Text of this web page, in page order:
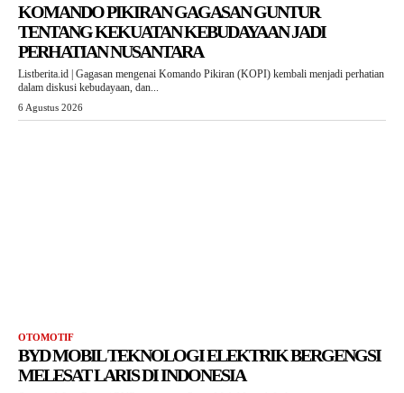
KOMANDO PIKIRAN GAGASAN GUNTUR
TENTANG KEKUATAN KEBUDAYAAN JADI
PERHATIAN NUSANTARA
Listberita.id | Gagasan mengenai Komando Pikiran (KOPI) kembali menjadi perhatian
dalam diskusi kebudayaan, dan...
6 Agustus 2026
OTOMOTIF
BYD MOBIL TEKNOLOGI ELEKTRIK BERGENGSI
MELESAT LARIS DI INDONESIA